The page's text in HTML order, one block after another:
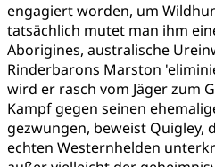
engagiert worden, um
tatsächlich mutet man ihm
Aborigines, australische
Rinderbarons Marston
wird er rasch vom Jäger zum
Kampf gegen seinen
gezwungen, beweist Quigley,
echten Westernhelden